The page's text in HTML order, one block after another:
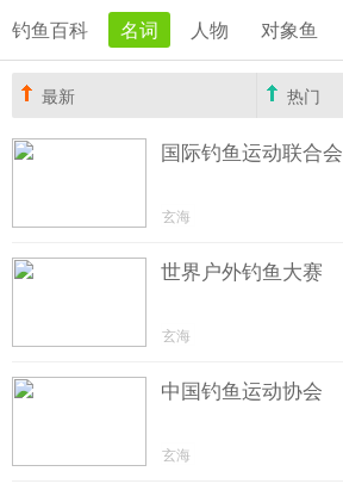
钓鱼百科 名词 人物 对象鱼
最新 热门
国际钓鱼运动联合会
玄海
世界户外钓鱼大赛
玄海
中国钓鱼运动协会
玄海